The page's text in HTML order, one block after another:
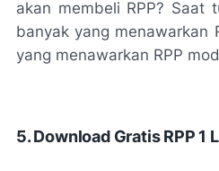
akan membeli RPP? Saat
banyak yang menawarkan
yang menawarkan RPP
5. Download Gratis RPP 1